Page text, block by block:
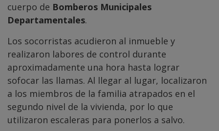
cuerpo de Bomberos Municipales
Departamentales.
Los socorristas acudieron al inmueble y
realizaron labores de control durante
aproximadamente una hora hasta lograr
sofocar las llamas. Al llegar al lugar, localizaron
a los miembros de la familia atrapados en el
segundo nivel de la vivienda, por lo que
utilizaron escaleras para ponerlos a salvo.